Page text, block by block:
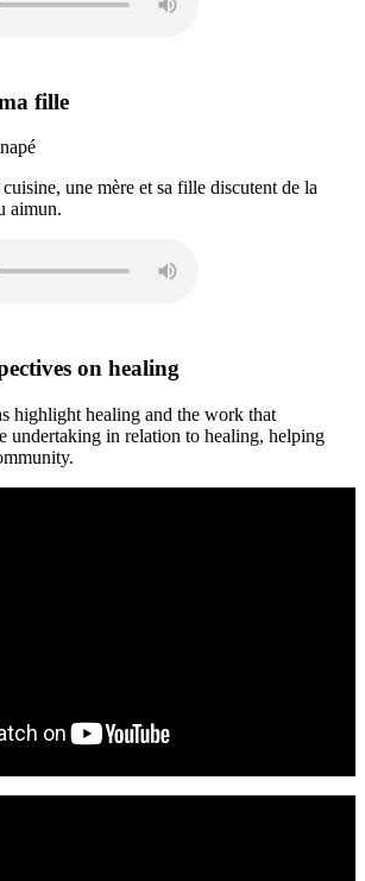
fille
une mère et sa fille discutent de la
aimun.
on healing
highlight healing and the work that
undertaking in relation to healing, helping